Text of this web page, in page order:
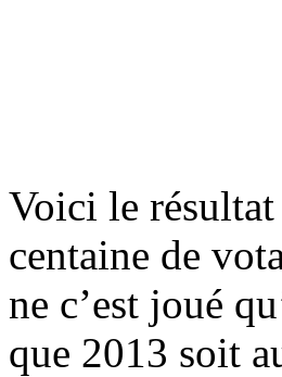
Voici le
centaine de
ne c’est joué
que 2013 soit